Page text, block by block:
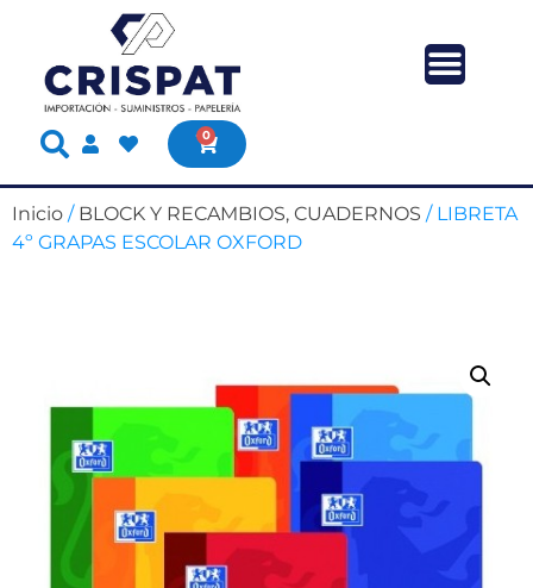
0
Inicio / BLOCK Y RECAMBIOS, CUADERNOS / LIBRETA
4º GRAPAS ESCOLAR OXFORD